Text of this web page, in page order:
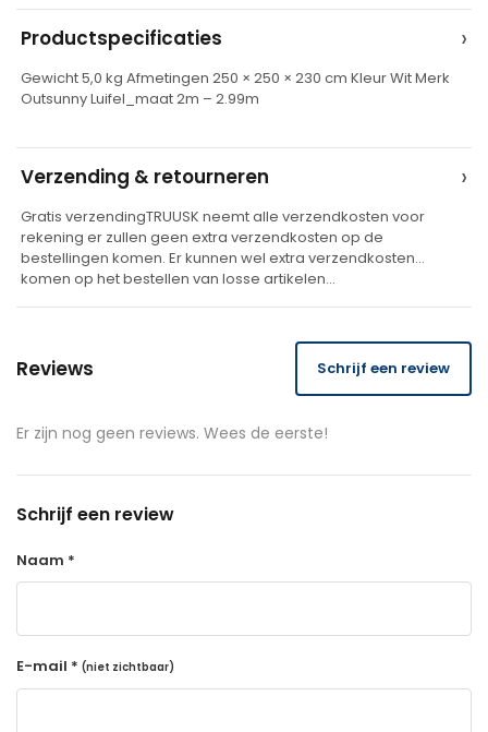
a
t
e
Productspecificaties ›
Gewicht 5,0 kg Afmetingen 250 × 250 × 230 cm Kleur Wit Merk
Outsunny Luifel_maat 2m – 2.99m
Verzending & retourneren ›
Gratis verzendingTRUUSK neemt alle verzendkosten voor
rekening er zullen geen extra verzendkosten op de
bestellingen komen. Er kunnen wel extra verzendkosten
komen op het bestellen van losse artikelen…
Reviews Schrijf een review
Er zijn nog geen reviews. Wees de eerste!
Schrijf een review
Naam *
E-mail * (niet zichtbaar)